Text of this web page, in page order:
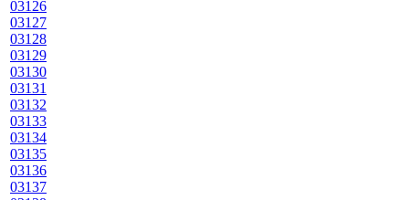
03126
03127
03128
03129
03130
03131
03132
03133
03134
03135
03136
03137